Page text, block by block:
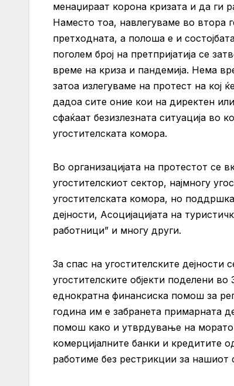
менаџираат корона кризата и да
Наместо тоа, навлегуваме во втора
претходната, а полоша е и
поголем број на претпријатија се
време на криза и пандемија. Нема
затоа излегуваме на протест на
дадоа сите оние кои на директен
сфаќаат безизлезната ситуација во
угостителската комора.
Во организацијата на протестот се
угостителскиот сектор, најмногу
угостителската комора, но
дејности, Асоцијацијата на
работници” и многу други.
За спас на угостителските
угостителските објекти поделени
еднократна финансиска помош за
година им е забранета примарната
помош како и утврдување на
комерцијалните банки и кредитите
работиме без рестрикции за нашиот